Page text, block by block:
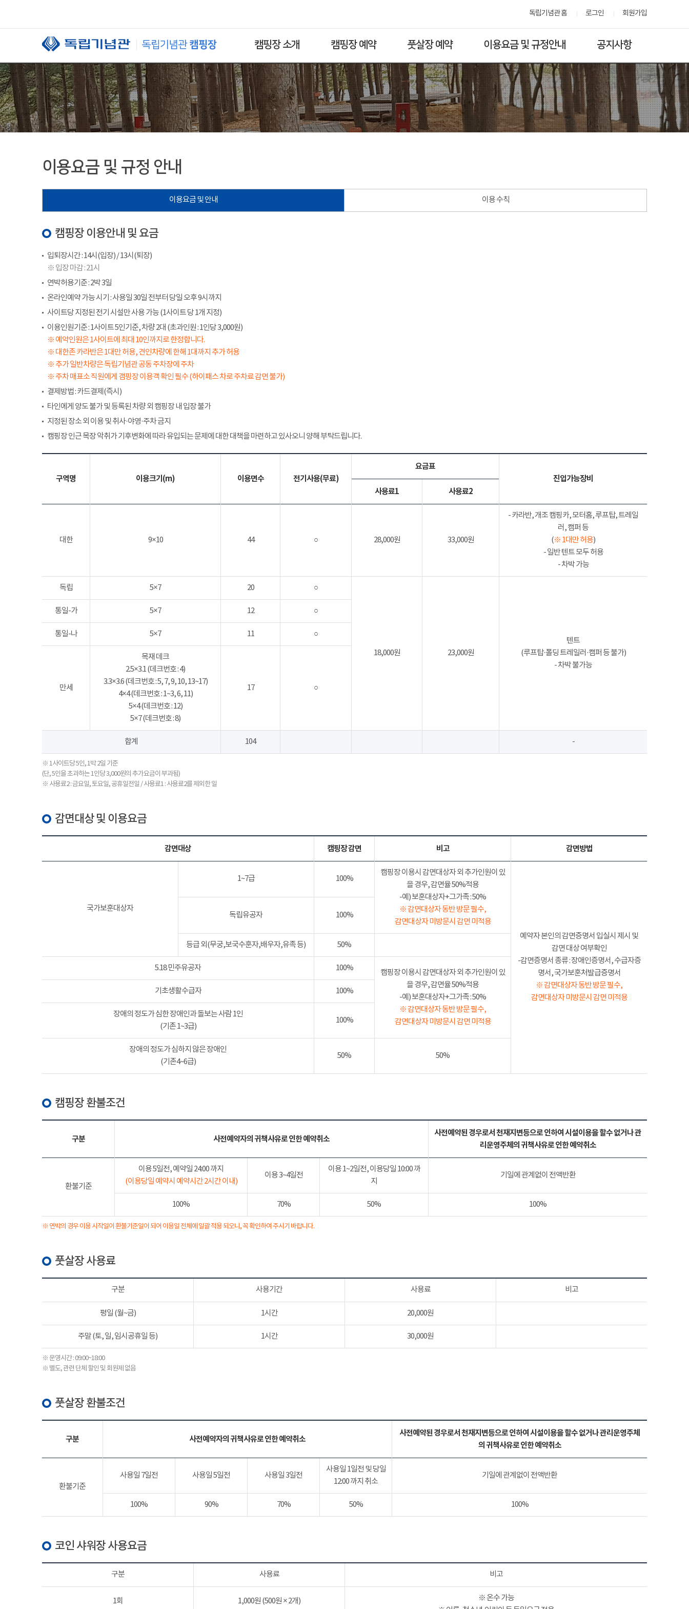
독립기념관 홈 로그인 회원가입
캠핑장 소개 캠핑장 예약 풋살장 예약 이용요금 및 규정안내 공지사항
이용요금 및 규정 안내
이용요금 및 안내 이용 수칙
캠핑장 이용안내 및 요금
입퇴장시간 : 14시(입장) / 13시(퇴장)
※ 입장 마감 : 21시
연박허용기준 : 2박 3일
온라인예약 가능 시기 : 사용일 30일 전부터 당일 오후 9시까지
사이트당 지정된 전기 시설만 사용 가능 (1사이트 당 1개 지정)
이용인원기준 : 1사이트 5인기준, 차량 2대 (초과인원 : 1인당 3,000원)
※ 예약인원은 1사이트에 최대 10인까지로 한정합니다.
※ 대한존 카라반은 1대만 허용, 견인차량에 한해 1대까지 추가 허용
※ 추가 일반차량은 독립기념관 공동 주차장에 주차
※ 주차 매표소 직원에게 갬핑장 이용객 확인 필수 (하이패스 차로 주차료 감면 불가)
결제방법 : 카드결제(즉시)
타인에게 양도 불가 및 등록된 차량 외 캠핑장 내 입장 불가
지정된 장소 외 이용 및 취사·야영·주차 금지
캠핑장 인근 목장 악취가 기후변화에 따라 유입되는 문제에 대한 대책을 마련하고 있사오니 양해 부탁드립니다.
구역명 이용크기(m) 이용면수 전기사용(무료)
요금표
진입가능장비
사용료1
사용료2
대한 9×10 44 ○ 28,000원 33,000원
- 카라반, 개조 캠핑카, 모터홈, 루프탑, 트레일
러, 캠퍼 등
(※ 1대만 허용)
- 일반 텐트 모두 허용
- 차박 가능
독립 5×7 20 ○
18,000원 23,000원
텐트
(루프탑·폴딩 트레일러·캠퍼 등 불가)
- 차박 불가능
통일-가 5×7 12 ○
통일-나 5×7 11 ○
만세
목재 데크
2.5×3.1 (데크번호 : 4)
3.3×3.6 (데크번호 : 5, 7, 9, 10, 13~17)
4×4 (데크번호 : 1~3, 6, 11)
5×4 (데크번호 : 12)
5×7 (데크번호 : 8)
17 ○
합계 104 -
※ 1사이트당 5인, 1박 2일 기준
(단, 5인을 초과하는 1인당 3,000원의 추가요금이 부과됨)
※ 사용료2 : 금요일, 토요일, 공휴일전일 / 사용료1 : 사용료2를 제외한 일
감면대상 및 이용요금
감면대상 캠핑장 감면 비고 감면방법
국가보훈대상자
1~7급 100%
캠핑장 이용시 감면대상자 외 추가인원이 있
을 경우, 감면율 50%적용
-예) 보훈대상자+그가족 : 50%
※ 감면대상자 동반 방문 필수,
감면대상자 미방문시 감면 미적용
예약자 본인의 감면증명서 입실시 제시 및
감면 대상 여부확인
-감면증명서 종류 : 장애인증명서, 수급자증
명서, 국가보훈처발급증명서
※ 감면대상자 동반 방문 필수,
감면대상자 미방문시 감면 미적용
독립유공자 100%
등급 외(무궁,보국수훈자,배우자,유족 등) 50%
5.18 민주유공자 100%
캠핑장 이용시 감면대상자 외 추가인원이 있
을 경우, 감면율 50%적용
-예) 보훈대상자+그가족 : 50%
※ 감면대상자 동반 방문 필수,
감면대상자 미방문시 감면 미적용
기초생활수급자 100%
장애의 정도가 심한 장애인과 돌보는 사람 1인
(기존 1~3급)
100%
장애의 정도가 심하지 않은 장애인
(기존4~6급)
50% 50%
캠핑장 환불조건
구분 사전예약자의 귀책사유로 인한 예약취소
사전예약된 경우로서 천재지변등으로 인하여 시설이용을 할수 없거나 관
리운영주체의 귀책사유로 인한 예약취소
환불기준
이용 5일전, 예약일 24:00 까지
(이용당일 예약시 예약시간 2시간 이내)
이용 3~4일전
이용 1~2일전, 이용당일 10:00 까
지
기일에 관계없이 전액반환
100% 70% 50% 100%
※ 연박의 경우 이용 시작일이 환불기준일이 되어 이용일 전체에 일괄 적용 되오니, 꼭 확인하여 주시기 바랍니다.
풋살장 사용료
구분 사용기간 사용료 비고
평일 (월~금) 1시간 20,000원
주말 (토, 일, 임시공휴일 등) 1시간 30,000원
※ 운영시간 : 09:00~18:00
※ 별도, 관련 단체 할인 및 회원제 없음
풋살장 환불조건
구분 사전예약자의 귀책사유로 인한 예약취소
사전예약된 경우로서 천재지변등으로 인하여 시설이용을 할수 없거나 관리운영주체
의 귀책사유로 인한 예약취소
환불기준
사용일 7일전 사용일 5일전 사용일 3일전
사용일 1일전 및 당일
12:00 까지 취소
기일에 관계없이 전액반환
100% 90% 70% 50% 100%
코인 샤워장 사용요금
구분 사용료 비고
1회 1,000원 (500원 × 2개)
※ 온수 가능